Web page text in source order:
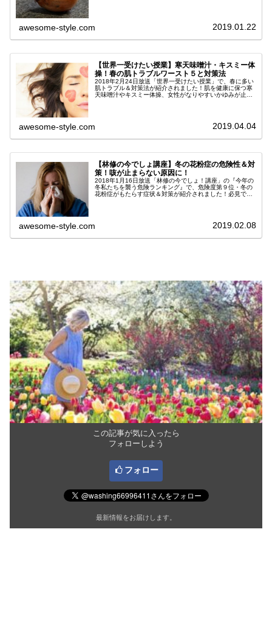
awesome-style.com 2019.01.22
【世界一受けたい授業】寒天味噌汁・キスミー体
操！春の肌トラブルワースト５と対策法
2018年2月24日放送「世界一受けたい授業」で、春に多い
肌トラブル＆対策法が紹介されました！肌を健康に保つ寒
天味噌汁やキスミー体操、女性がなりやすいかゆみが止ま
awesome-style.com 2019.04.04
【林修の今でしょ講座】冬の花粉症の危険性＆対
策！咳が止まらない原因に！
2018年1月16日放送「林修の今でしょ！講座」の『今年の
冬私たちを襲う危険ランキング』で、危険度第９位・冬の
花粉症がもたらす症状＆対策が紹介されました！必見で
awesome-style.com 2019.02.08
この記事が気に入ったら
フォローしよう
フォロー
最新情報をお届けします。